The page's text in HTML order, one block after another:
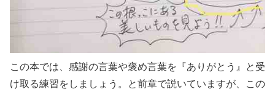
この本では、感謝の言葉や褒め言葉を『ありがとう』と受
け取る練習をしましょう。と前章で説いていますが、この